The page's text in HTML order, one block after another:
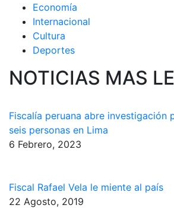
Economía
Internacional
Cultura
Deportes
NOTICIAS MAS
Fiscalía peruana abre investigación
seis personas en Lima
6 Febrero, 2023
Fiscal Rafael Vela le miente al país
22 Agosto, 2019